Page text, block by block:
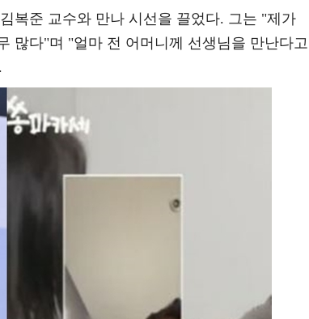
복준 교수와 만나 시선을 끌었다. 그는 "제가
많다"며 "얼마 전 어머니께 선생님을 만난다고